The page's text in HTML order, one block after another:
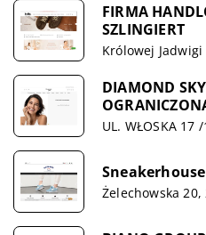
FIRMA
SZLINGIERT
Królowej Jadwigi
DIAMOND
UL. WŁOSKA 17
Sneakerhouse
Żelechowska 20,